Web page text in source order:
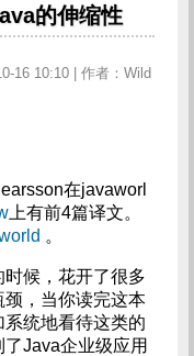
的伸缩性
16 10:10 | 作者：Wild
在javaworl
上有前4篇译文。
。
候，花开了很多
，当你读完这本
统地看待这类的
Java企业级应用